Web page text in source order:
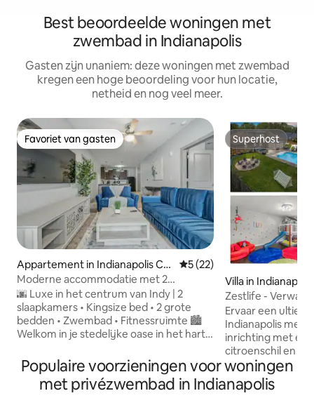
Best beoordeelde woningen met
zwembad in Indianapolis
Gasten zijn unaniem: deze woningen met zwembad
kregen een hoge beoordeling voor hun locatie,
netheid en nog veel meer.
Favoriet van gasten
Favoriet van gasten
Appartement in Indianapolis Ce
ntrum
Gemiddelde beoordeling
5 (22)
Moderne accommodatie met 2
slaapkamers, 1 kingsize bed en 2 grote
bedden, dakterras, zwembad,
fitnessruimte en parkeerplaats
🌆 Luxe in het centrum van Indy | 2
slaapkamers • Kingsize bed • 2 grote
bedden • Zwembad • Fitnessruimte 🏙️
Welkom in je stedelijke oase in het hart
appartement met 2 slaapkamers en
2 badkamers beschikt over een ruime
woonkamer, een aparte werkplek, een
Superhost
Superhost
Villa in Indianapolis
Zestlife -
Escp -
Ervaar een
Indianapolis met
inrichting met
citroenschil en
Disney-
een unieke
achtertuinoase
Populaire voorzieningen voor woningen
met privézwembad in Indianapolis